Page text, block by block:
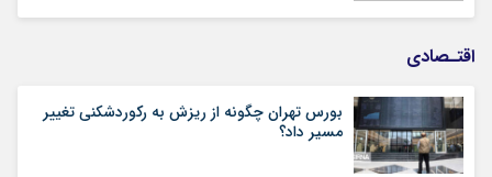
اقتـصادی
بورس تهران چگونه از ریزش به رکوردشکنی تغییر
مسیر داد؟